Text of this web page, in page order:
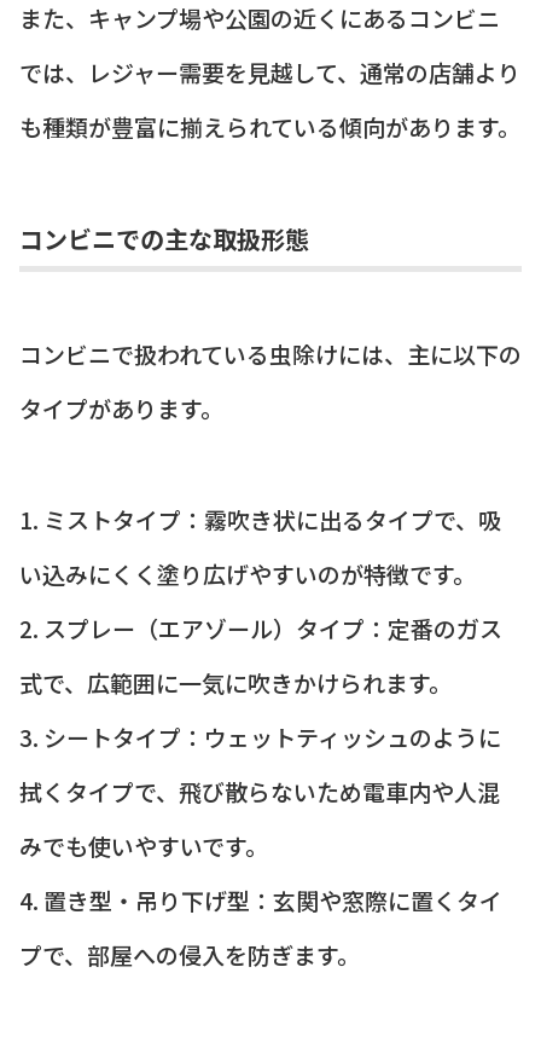
また、キャンプ場や公園の近くにあるコンビニ
では、レジャー需要を見越して、通常の店舗より
も種類が豊富に揃えられている傾向があります。
コンビニでの主な取扱形態
コンビニで扱われている虫除けには、主に以下の
タイプがあります。
1. ミストタイプ：霧吹き状に出るタイプで、吸
い込みにくく塗り広げやすいのが特徴です。
2. スプレー（エアゾール）タイプ：定番のガス
式で、広範囲に一気に吹きかけられます。
3. シートタイプ：ウェットティッシュのように
拭くタイプで、飛び散らないため電車内や人混
みでも使いやすいです。
4. 置き型・吊り下げ型：玄関や窓際に置くタイ
プで、部屋への侵入を防ぎます。